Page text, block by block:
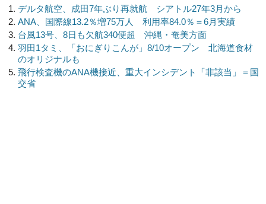
デルタ航空、成田7年ぶり再就航 シアトル27年3月から
ANA、国際線13.2％増75万人 利用率84.0％＝6月実績
台風13号、8日も欠航340便超 沖縄・奄美方面
羽田1タミ、「おにぎりこんが」8/10オープン 北海道食材
のオリジナルも
飛行検査機のANA機接近、重大インシデント「非該当」＝国
交省